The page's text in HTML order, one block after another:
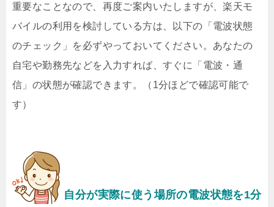
重要なことなので、再度ご案内いたしますが、楽天モ
バイルの利用を検討している方は、以下の「電波状態
のチェック」を必ずやっておいてください。あなたの
自宅や勤務先などを入力すれば、すぐに「電波・通
信」の状態が確認できます。（1分ほどで確認可能で
す）
自分が実際に使う場所の電波状態を1分